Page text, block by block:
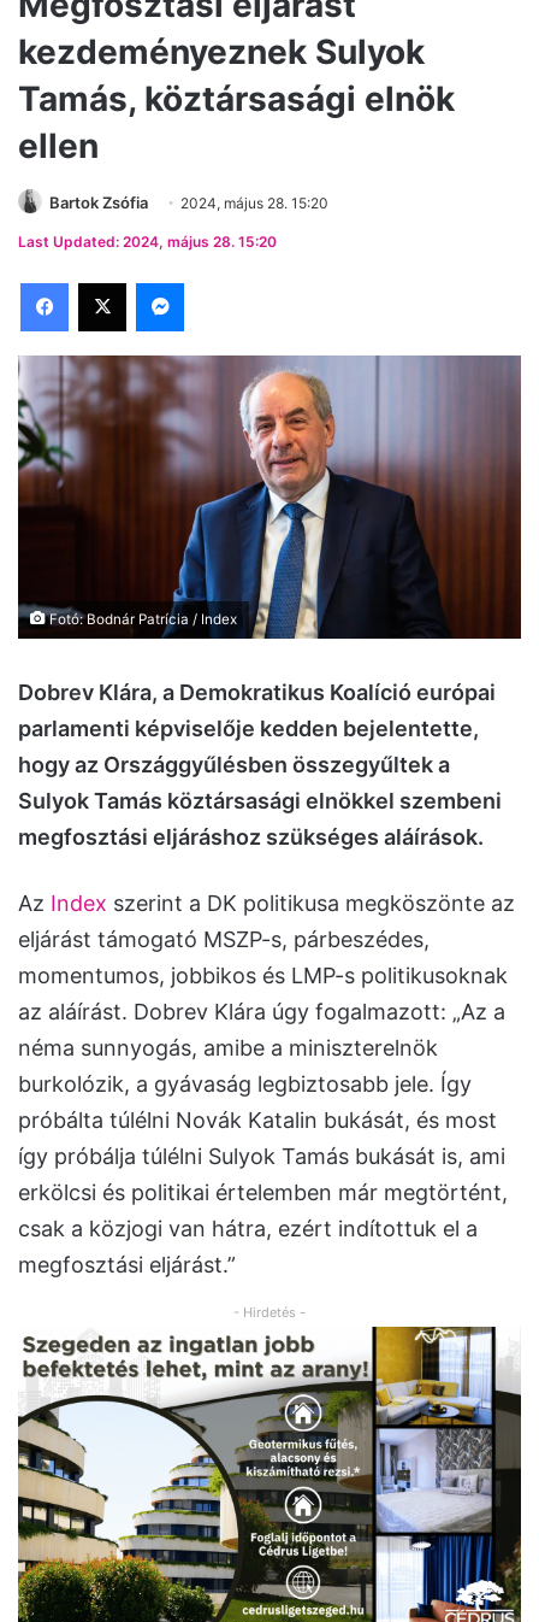
kezdeményeznek Sulyok
Tamás, köztársasági elnök
ellen
Bartok Zsófia 2024, május 28. 15:20
Last Updated: 2024, május 28. 15:20
Facebook
X Messenger
Fotó: Bodnár Patrícia / Index
Dobrev Klára, a Demokratikus Koalíció európai
parlamenti képviselője kedden bejelentette,
hogy az Országgyűlésben összegyűltek a
Sulyok Tamás köztársasági elnökkel szembeni
megfosztási eljáráshoz szükséges aláírások.
Az Index szerint a DK politikusa megköszönte az
eljárást támogató MSZP-s, párbeszédes,
momentumos, jobbikos és LMP-s politikusoknak
az aláírást. Dobrev Klára úgy fogalmazott: „Az a
néma sunnyogás, amibe a miniszterelnök
burkolózik, a gyávaság legbiztosabb jele. Így
próbálta túlélni Novák Katalin bukását, és most
így próbálja túlélni Sulyok Tamás bukását is, ami
erkölcsi és politikai értelemben már megtörtént,
csak a közjogi van hátra, ezért indítottuk el a
megfosztási eljárást.”
- Hirdetés -